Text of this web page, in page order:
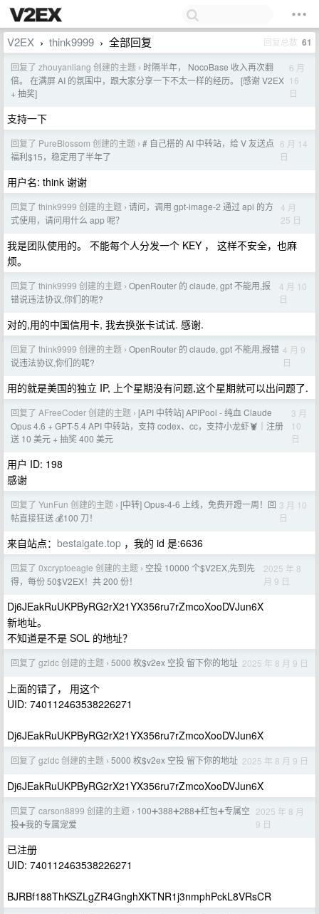
V2EX › think9999 › 全部回复 回复总数 61
回复了 zhouyanliang 创建的主题 › 时隔半年， NocoBase 收入再次翻
倍。 在满屏 AI 的氛围中，跟大家分享一下不太一样的经历。 [感谢 V2EX
+ 抽奖]
6 月
16
日
支持一下
回复了 PureBlossom 创建的主题 › # 自己搭的 AI 中转站，给 V 友送点
福利$15，稳定用了半年了
6 月 14
日
用户名: think 谢谢
回复了 think9999 创建的主题 › 请问，调用 gpt-image-2 通过 api 的方
式使用，请问用什么 app 呢？
4 月
25 日
我是团队使用的。 不能每个人分发一个 KEY ， 这样不安全，也麻
烦。
回复了 think9999 创建的主题 › OpenRouter 的 claude, gpt 不能用,报
错说违法协议,你们的呢?
4 月 10
日
对的,用的中国信用卡, 我去换张卡试试. 感谢.
回复了 think9999 创建的主题 › OpenRouter 的 claude, gpt 不能用,报错
说违法协议,你们的呢?
4 月 9
日
用的就是美国的独立 IP, 上个星期没有问题,这个星期就可以出问题了.
回复了 AFreeCoder 创建的主题 › [API 中转站] APIPool - 纯血 Claude
Opus 4.6 + GPT-5.4 API 中转站，支持 codex、cc，支持小龙虾🦞｜注册
送 10 美元 + 抽奖 400 美元
3 月
10
日
用户 ID: 198
感谢
回复了 YunFun 创建的主题 › [中转] Opus-4-6 上线，免费开蹬一周！回
帖直接狂送 💰100 刀！
3 月 10
日
来自站点： bestaigate.top ，我的 id 是:6636
回复了 0xcryptoeagle 创建的主题 › 空投 10000 个$V2EX,先到先
得，每份 50$V2EX！共 200 份！
2025 年 8
月 9 日
Dj6JEakRuUKPByRG2rX21YX356ru7rZmcoXooDVJun6X
新地址。
不知道是不是 SOL 的地址？
回复了 gzldc 创建的主题 › 5000 枚$v2ex 空投 留下你的地址 2025 年 8 月 9 日
上面的错了， 用这个
UID: 740112463538226271
Dj6JEakRuUKPByRG2rX21YX356ru7rZmcoXooDVJun6X
回复了 gzldc 创建的主题 › 5000 枚$v2ex 空投 留下你的地址 2025 年 8 月 9 日
Dj6JEakRuUKPByRG2rX21YX356ru7rZmcoXooDVJun6X
回复了 carson8899 创建的主题 › 100➕388➕288➕红包➕专属空
投➕我的专属宠爱
2025 年 8 月
9 日
已注册
UID: 740112463538226271
BJRBf188ThKSZLgZR4GnghXKTNR1j3nmphPckL8VRsCR